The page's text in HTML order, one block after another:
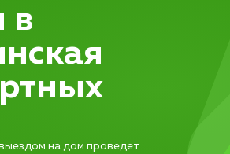
в
на дом проведет